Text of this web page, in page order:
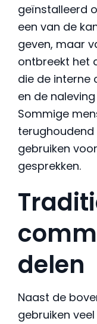
geïnstalleerd
een van de
geven, maar
ontbreekt het
die de interne
en de
Sommige
gebruiken
gesprekken.
delen
Naast de
gebruiken